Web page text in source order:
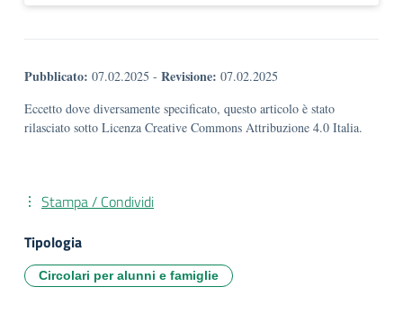
Pubblicato: 07.02.2025 - Revisione: 07.02.2025
Eccetto dove diversamente specificato, questo articolo è stato
rilasciato sotto Licenza Creative Commons Attribuzione 4.0 Italia.
Stampa / Condividi
Tipologia
Circolari per alunni e famiglie